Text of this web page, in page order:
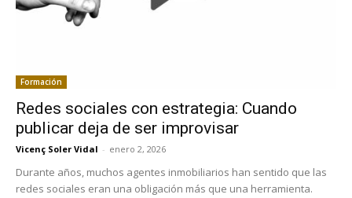
Formación
Redes sociales con estrategia: Cuando
publicar deja de ser improvisar
Vicenç Soler Vidal - enero 2, 2026
Durante años, muchos agentes inmobiliarios han sentido que las
redes sociales eran una obligación más que una herramienta.